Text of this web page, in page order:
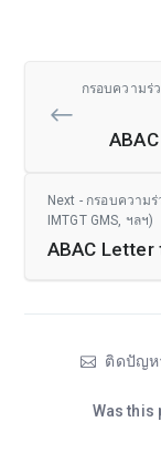
กรอบความร่ว
Next - กรอบความร่
IMTGT GMS, ฯลฯ)
ABAC Letter
ติดปัญห
Was this